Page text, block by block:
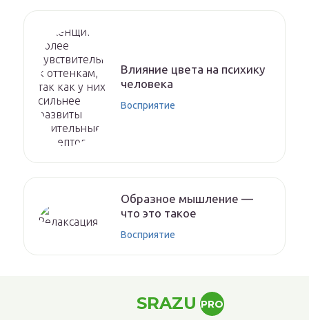
Влияние цвета на психику
человека
Восприятие
Образное мышление —
что это такое
Восприятие
SRAZU PRO